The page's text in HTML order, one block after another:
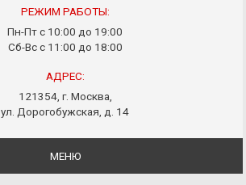
РЕЖИМ РАБОТЫ:
Пн-Пт с 10:00 до 19:00
Сб-Вс с 11:00 до 18:00
АДРЕС:
121354, г. Москва,
ул. Дорогобужская, д. 14
МЕНЮ